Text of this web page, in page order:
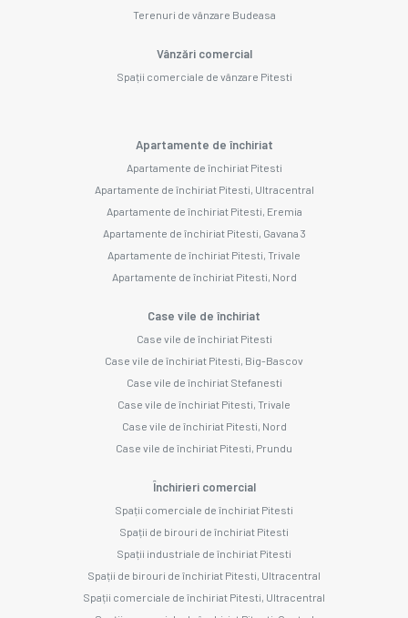
Terenuri de vânzare Budeasa
Vânzări comercial
Spații comerciale de vânzare Pitesti
Apartamente de închiriat
Apartamente de închiriat Pitesti
Apartamente de închiriat Pitesti, Ultracentral
Apartamente de închiriat Pitesti, Eremia
Apartamente de închiriat Pitesti, Gavana 3
Apartamente de închiriat Pitesti, Trivale
Apartamente de închiriat Pitesti, Nord
Case vile de închiriat
Case vile de închiriat Pitesti
Case vile de închiriat Pitesti, Big-Bascov
Case vile de închiriat Stefanesti
Case vile de închiriat Pitesti, Trivale
Case vile de închiriat Pitesti, Nord
Case vile de închiriat Pitesti, Prundu
Închirieri comercial
Spații comerciale de închiriat Pitesti
Spații de birouri de închiriat Pitesti
Spații industriale de închiriat Pitesti
Spații de birouri de închiriat Pitesti, Ultracentral
Spații comerciale de închiriat Pitesti, Ultracentral